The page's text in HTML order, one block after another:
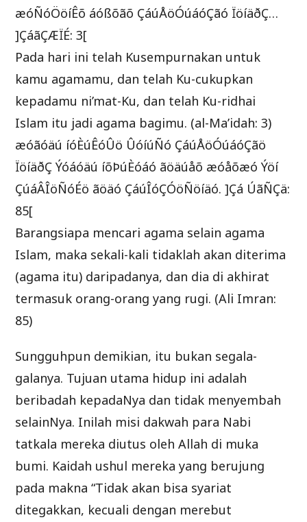
æóÑóÖöíÊõ áóßõãõ ÇáúÅöÓúáóÇãó ÏöíäðÇ…
]ÇáãÇÆÏÉ: 3[
Pada hari ini telah Kusempurnakan untuk
kamu agamamu, dan telah Ku-cukupkan
kepadamu ni’mat-Ku, dan telah Ku-ridhai
Islam itu jadi agama bagimu. (al-Ma’idah: 3)
æóãóäú íóÈúÊóÛö ÛóíúÑó ÇáúÅöÓúáóÇãö
ÏöíäðÇ Ýóáóäú íõÞúÈóáó ãöäúåõ æóåõæó Ýöí
ÇúáÂÎöÑóÉö ãöäó ÇáúÎóÇÓöÑöíäó. ]Çá ÚãÑÇä:
85[
Barangsiapa mencari agama selain agama
Islam, maka sekali-kali tidaklah akan diterima
(agama itu) daripadanya, dan dia di akhirat
termasuk orang-orang yang rugi. (Ali Imran:
85)
Sungguhpun demikian, itu bukan segala-
galanya. Tujuan utama hidup ini adalah
beribadah kepadaNya dan tidak menyembah
selainNya. Inilah misi dakwah para Nabi
tatkala mereka diutus oleh Allah di muka
bumi. Kaidah ushul mereka yang berujung
pada makna “Tidak akan bisa syariat
ditegakkan, kecuali dengan merebut